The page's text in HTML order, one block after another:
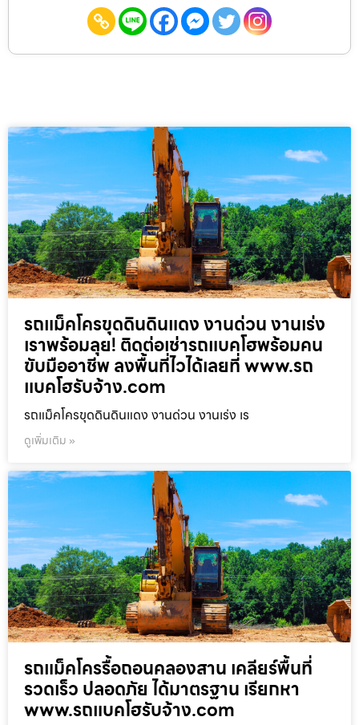
รถแม็คโครขุดดินดินแดง งานด่วน งานเร่ง
เราพร้อมลุย! ติดต่อเช่ารถแบคโฮพร้อมคน
ขับมืออาชีพ ลงพื้นที่ไวได้เลยที่ www.รถ
แบคโฮรับจ้าง.com
รถแม็คโครขุดดินดินแดง งานด่วน งานเร่ง เร
ดูเพิ่มเติม »
รถแม็คโครรื้อถอนคลองสาน เคลียร์พื้นที่
รวดเร็ว ปลอดภัย ได้มาตรฐาน เรียกหา
www.รถแบคโฮรับจ้าง.com